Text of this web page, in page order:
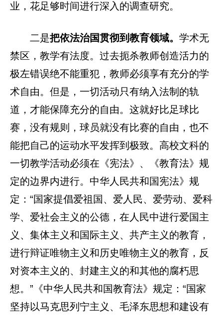
业，花足够时间进行深入的调查研究。
二是把依法治国贯彻到教育领域。 学术无
禁区，教学有法度。过去扼杀教师创造活力的
极左错误绝不能重犯，教师必须享有充分的学
术自由。但是，一切活动只有纳入法制的轨
道，才能保障充分的自由。这就好比足球比
赛，没有规则，球员就没有比赛的自由，也不
能把自己的运动水平发挥到极致。高校文科的
一切教学活动必须在《宪法》、《教育法》规
定的边界内进行。中华人民共和国宪法》规
定：“国家提倡爱祖国、爱人民、爱劳动、爱科
学、爱社会主义的公德，在人民中进行爱国主
义、集体主义和国际主义、共产主义的教育，
进行辩证唯物主义和历史唯物主义的教育，反
对资本主义的、封建主义的和其他的腐朽思
想。”《中华人民共和国教育法》规定：“国家
坚持以马克思列宁主义、毛泽东思想和建设有